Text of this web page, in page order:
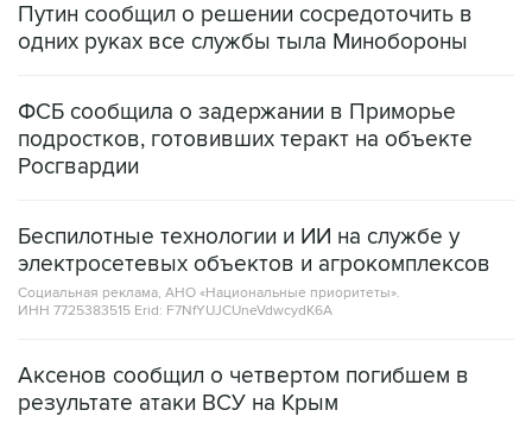
Путин сообщил о решении сосредоточить в
одних руках все службы тыла Минобороны
ФСБ сообщила о задержании в Приморье
подростков, готовивших теракт на объекте
Росгвардии
Беспилотные технологии и ИИ на службе у
электросетевых объектов и агрокомплексов
Социальная реклама, АНО «Национальные приоритеты».
ИНН 7725383515 Erid: F7NfYUJCUneVdwcydK6A
Аксенов сообщил о четвертом погибшем в
результате атаки ВСУ на Крым